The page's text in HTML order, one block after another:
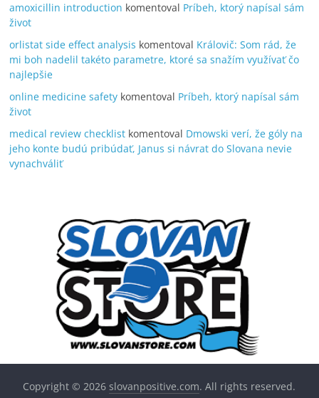
amoxicillin introduction komentoval Príbeh, ktorý napísal sám
život
orlistat side effect analysis komentoval Královič: Som rád, že
mi boh nadelil takéto parametre, ktoré sa snažím využívať čo
najlepšie
online medicine safety komentoval Príbeh, ktorý napísal sám
život
medical review checklist komentoval Dmowski verí, že góly na
jeho konte budú pribúdať, Janus si návrat do Slovana nevie
vynachváliť
Copyright © 2026slovanpositive.com. All rights reserved.